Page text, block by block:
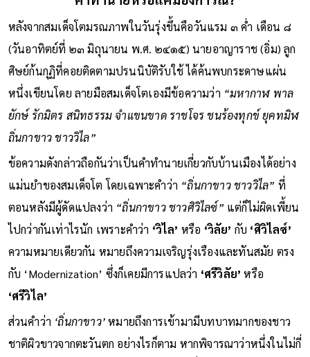
หลังจากสมเด็จโตมรณภาพในวันรุ่งขึ้นคือวันแรม ๓ ค่ำ เดือน ๘
(วันอาทิตย์ที่ ๒๓ มิถุนายน พ.ศ. ๒๔๑๕) นายอาญาราช (อิ่ม) ลูก
ศิษย์ก้นกุฏิที่คอยติดตามปรนนิบัติรับใช้ ได้ค้นพบกระดาษแผ่น
หนึ่งเขียนโดย ลายมือสมเด็จโตเองมีข้อความว่า “มหากาฬ พาล
ยักษ์ รักมิตร สนิทธรรม จำแขนขาด ราชโจร ชนร้องทุกข์ ยุคทมิฬ
ถิ่นกาขาว ชาววิไล”
ข้อความดังกล่าวถือกันว่าเป็นคำทำนายเกี่ยวกับบ้านเมืองได้อย่าง
แม่นยำของสมเด็จโต โดยเฉพาะคำว่า “ถิ่นกาขาว ชาววิไล” ที่
ตอนหลังมีผู้ดัดแปลงว่า “ถิ่นกาขาว ชาวศิวิไลซ์” แต่ก็ไม่ผิดเพี้ยน
ไปกว่ากันเท่าไรนัก เพราะคำว่า ‘วิไล’ หรือ ‘วิลัย’ กับ ‘ศิวิไลซ์’
ความหมายเดียวกัน หมายถึงความเจริญรุ่งเรืองและทันสมัย ตรง
กับ ‘Modernization’ ซึ่งก็เคยมีการแปลว่า ‘ศรีวิลัย’หรือ
‘ศรีวิไล’
ส่วนคำว่า ‘ถิ่นกาขาว’หมายถึงการเข้ามามีบทบาทมากของชาว
ชาติผิวขาวจากตะวันตก อย่างไรก็ตาม หากพิจารณาว่าหนึ่งในไม่กี่